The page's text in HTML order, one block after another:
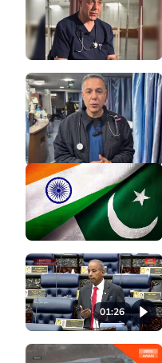
01:26